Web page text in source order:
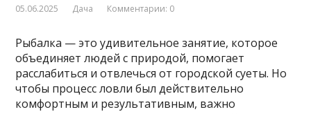
05.06.2025 Дача Комментарии: 0
Рыбалка — это удивительное занятие, которое
объединяет людей с природой, помогает
расслабиться и отвлечься от городской суеты. Но
чтобы процесс ловли был действительно
комфортным и результативным, важно